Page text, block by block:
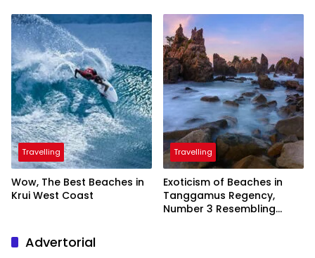
President
Travelling
Wow, The Best Beaches in
Krui West Coast
Travelling
Exoticism of Beaches in
Tanggamus Regency,
Number 3 Resembling
Advertorial